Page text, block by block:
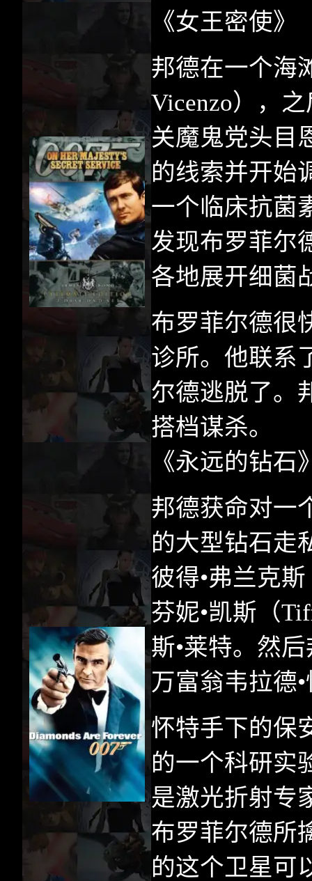
《女王密使》
邦德在一个海
Vicenzo），
关魔鬼党头目
的线索并开始
一个临床抗菌
发现布罗菲尔
各地展开细菌
布罗菲尔德很
诊所。他联系
尔德逃脱了。
搭档谋杀。
《永远的钻石
邦德获命对一
的大型钻石走
彼得•弗兰克斯
芬妮•凯斯（
斯•莱特。然
万富翁韦拉德
怀特手下的保
的一个科研实
是激光折射专
布罗菲尔德所
的这个卫星可